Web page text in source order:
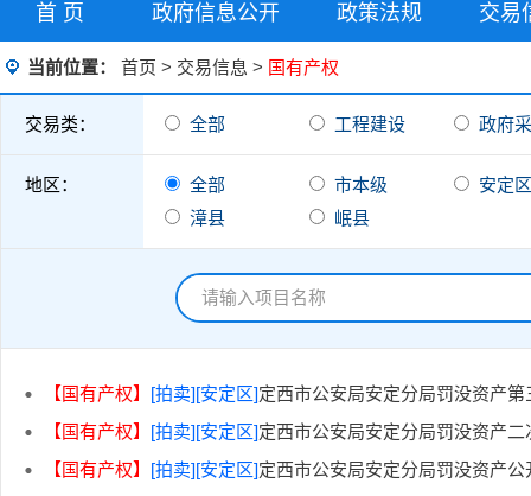
首 页 政府信息公开 政策法规 交易
当前位置： 首页 > 交易信息 > 国有产权
交易类： 全部 工程建设 政府
地区： 全部 市本级
安定区
漳县
岷县
【国有产权】 [拍卖][安定区]定西市公安局安定分局罚没资产
【国有产权】 [拍卖][安定区]定西市公安局安定分局罚没资产
【国有产权】 [拍卖][安定区]定西市公安局安定分局罚没资产